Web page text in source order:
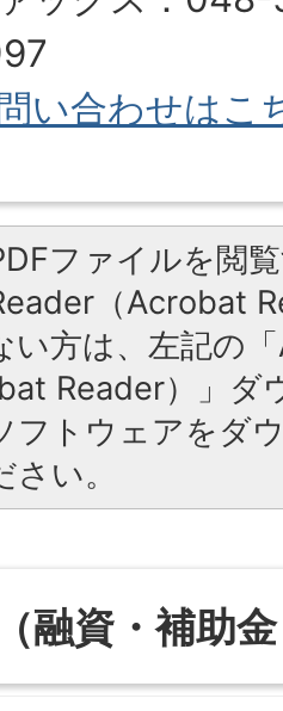
い合わせはこ
ファイルを閲
（Acrobat
い方は、左記の
Reader）」ダ
フトウェアをダ
い。
融資・補助